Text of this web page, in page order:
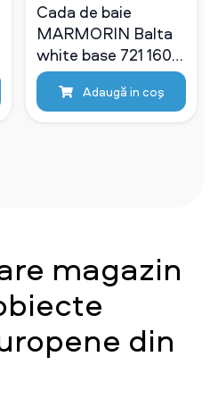
Cada de baie
MARMORIN Balta
white base 721 160
020 XX X
Adaugă in coş
magazin
din